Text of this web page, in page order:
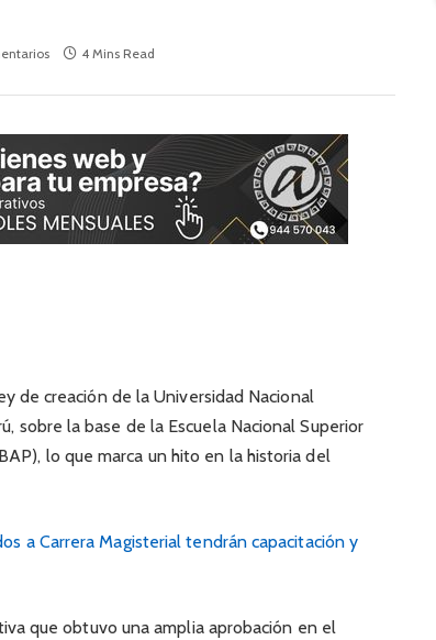
4 Mins Read
de creación de la Universidad Nacional
sobre la base de la Escuela Nacional Superior
lo que marca un hito en la historia del
a Carrera Magisterial tendrán capacitación y
que obtuvo una amplia aprobación en el